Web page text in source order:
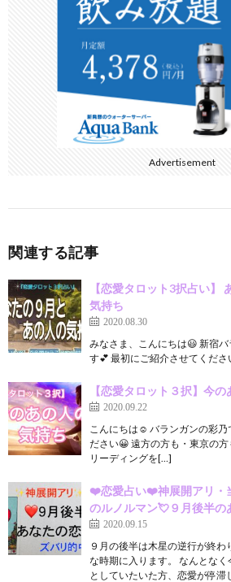
Advertisement
関連する記事
【恋愛タロット3択占い】
気持ち
2020.08.30
みなさま、こんにちは😃 新宿
す💕 最初にご紹介させてくだ
【恋愛タロット３択】今
2020.09.22
こんにちは☺️ バランガンの彩乃
ださい😀 遠方の方も・東京の方
リーディングを[…]
❤️恋愛占い❤️神展開アリ・
のルノルマン💘９月後半
2020.09.15
９月の後半は木星の逆行が終
な時期に入ります。 なんとな
としていたいた方、恋愛が停